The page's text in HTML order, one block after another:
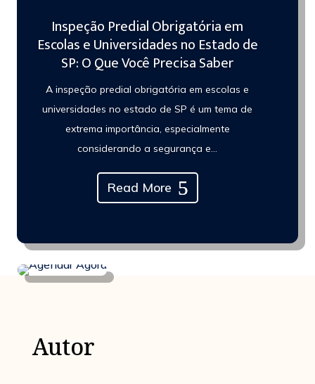
Inspeção Predial Obrigatória em
Escolas e Universidades no Estado de
SP: O Que Você Precisa Saber
A inspeção predial obrigatória em escolas e
universidades no estado de SP é um tema de
extrema importância, especialmente
considerando a segurança e...
Read More
Autor